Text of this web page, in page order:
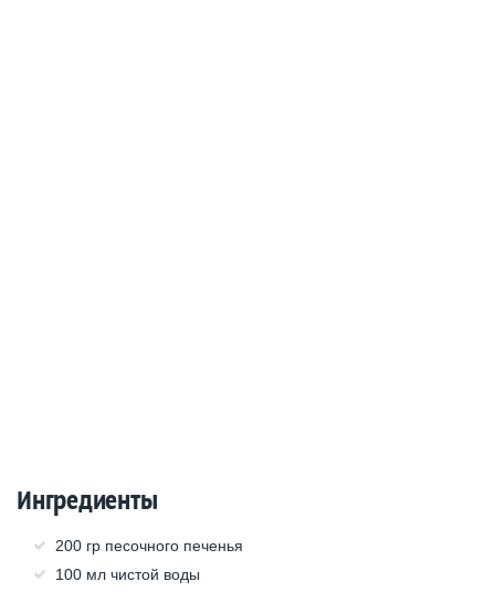
Ингредиенты
200 гр песочного печенья
100 мл чистой воды